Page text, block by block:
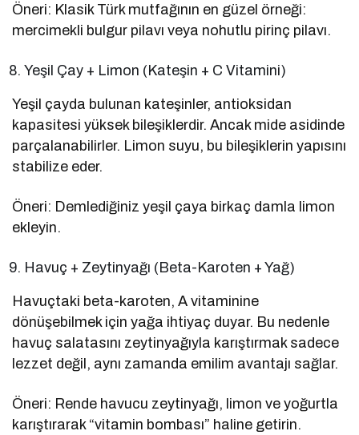
Öneri: Klasik Türk mutfağının en güzel örneği:
mercimekli bulgur pilavı veya nohutlu pirinç pilavı.
Yeşil Çay + Limon (Kateşin + C Vitamini)
Yeşil çayda bulunan kateşinler, antioksidan
kapasitesi yüksek bileşiklerdir. Ancak mide asidinde
parçalanabilirler. Limon suyu, bu bileşiklerin yapısını
stabilize eder.
Öneri: Demlediğiniz yeşil çaya birkaç damla limon
ekleyin.
Havuç + Zeytinyağı (Beta-Karoten + Yağ)
Havuçtaki beta-karoten, A vitaminine
dönüşebilmek için yağa ihtiyaç duyar. Bu nedenle
havuç salatasını zeytinyağıyla karıştırmak sadece
lezzet değil, aynı zamanda emilim avantajı sağlar.
Öneri: Rende havucu zeytinyağı, limon ve yoğurtla
karıştırarak “vitamin bombası” haline getirin.